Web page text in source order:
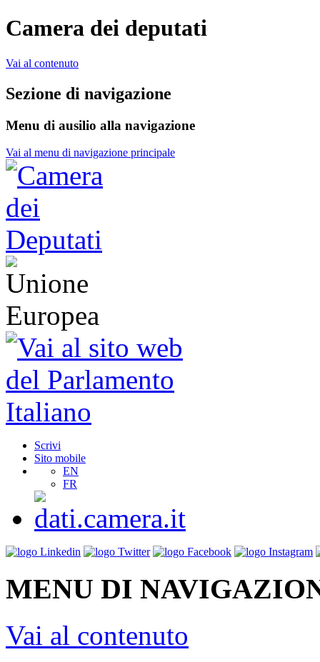
Camera dei deputati
Vai al contenuto
Sezione di navigazione
Menu di ausilio alla navigazione
Vai al menu di navigazione principale
Scrivi
Sito mobile
EN
FR
MENU DI
Vai al contenuto